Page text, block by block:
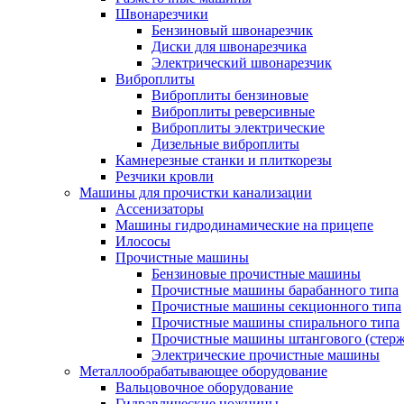
Швонарезчики
Бензиновый швонарезчик
Диски для швонарезчика
Электрический швонарезчик
Виброплиты
Виброплиты бензиновые
Виброплиты реверсивные
Виброплиты электрические
Дизельные виброплиты
Камнерезные станки и плиткорезы
Резчики кровли
Машины для прочистки канализации
Ассенизаторы
Машины гидродинамические на прицепе
Илососы
Прочистные машины
Бензиновые прочистные машины
Прочистные машины барабанного типа
Прочистные машины секционного типа
Прочистные машины спирального типа
Прочистные машины штангового
Электрические прочистные машины
Металлообрабатывающее оборудование
Вальцовочное оборудование